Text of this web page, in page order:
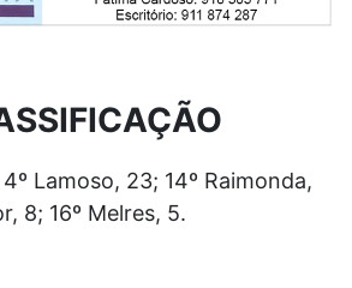
Lamoso, 23; 14º Raimonda,
8; 16º Melres, 5.